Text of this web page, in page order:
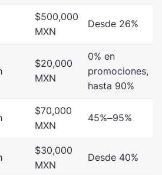
$500,000
MXN
Desde 26%
$20,000
MXN
0% en
promociones,
hasta 90%
$70,000
MXN
45%–95%
$30,000
MXN
Desde 40%